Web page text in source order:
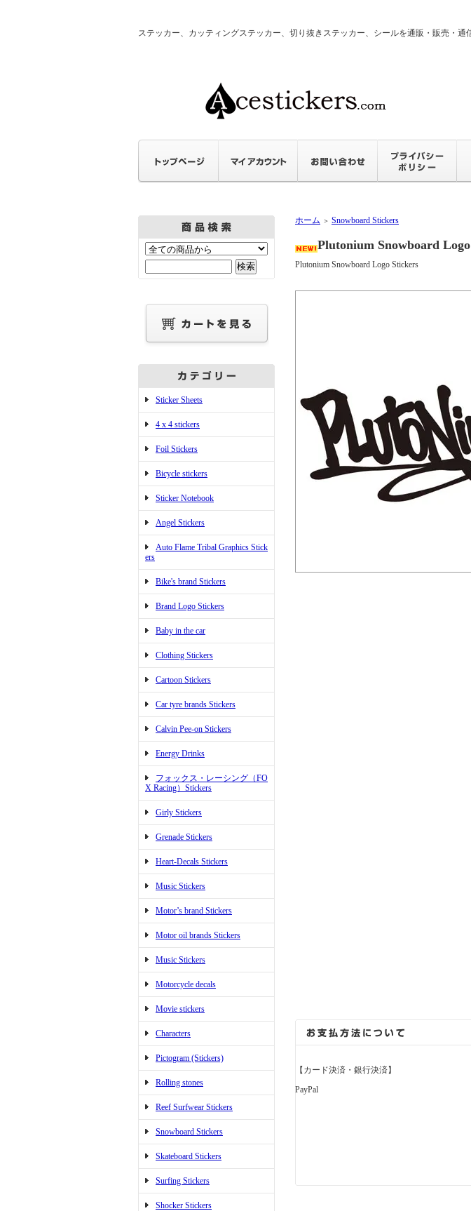
ステッカー、カッティングステッカー、切り抜きステッカー、シールを通販・販売・通
Sticker Sheets
4 x 4 stickers
Foil Stickers
Bicycle stickers
Sticker Notebook
Angel Stickers
Auto Flame Tribal Graphics Stick
ers
Bike's brand Stickers
Brand Logo Stickers
Baby in the car
Clothing Stickers
Cartoon Stickers
Car tyre brands Stickers
Calvin Pee-on Stickers
Energy Drinks
フォックス・レーシング（FO
X Racing）Stickers
Girly Stickers
Grenade Stickers
Heart-Decals Stickers
Music Stickers
Motor’s brand Stickers
Motor oil brands Stickers
Music Stickers
Motorcycle decals
Movie stickers
Characters
Pictogram (Stickers)
Rolling stones
Reef Surfwear Stickers
Snowboard Stickers
Skateboard Stickers
Surfing Stickers
Shocker Stickers
ホーム ＞ Snowboard Stickers
Plutonium Snowboard
Plutonium Snowboard Logo Stickers
【カード決済・銀行決済】
PayPal